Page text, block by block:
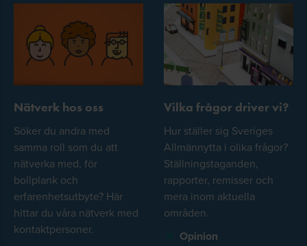
Nätverk hos oss
Söker du andra med
samma roll som du att
nätverka med, för
bollplank och
erfarenhetsutbyte? Här
hittar du våra nätverk med
kontaktpersoner.
Vilka frågor driver vi?
Hur ställer sig Sveriges
Allmännytta i olika frågor?
Ställningstaganden,
rapporter, remisser och
mera inom aktuella
områden.
Opinion